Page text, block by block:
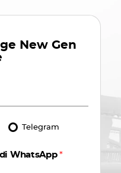
New Gen
Telegram
WhatsApp*